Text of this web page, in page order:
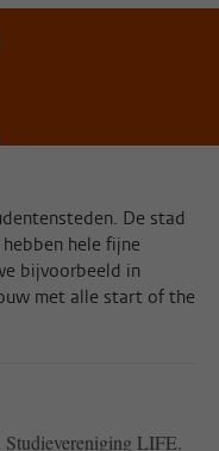
De stad
hele fijne
bijvoorbeeld in
met alle start of the
LIFE.